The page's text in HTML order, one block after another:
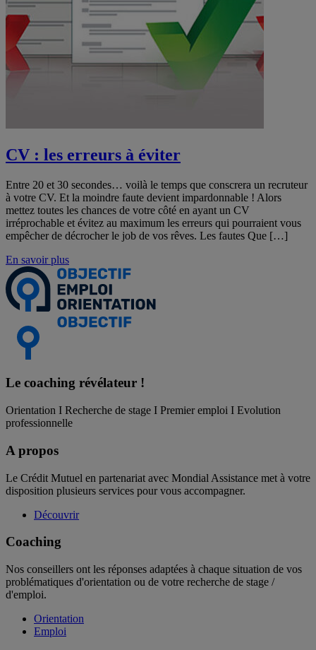
CV : les erreurs à éviter
Entre 20 et 30 secondes… voilà le temps que conscrera un recruteur
à votre CV. Et la moindre faute devient impardonnable ! Alors
mettez toutes les chances de votre côté en ayant un CV
irréprochable et évitez au maximum les erreurs qui pourraient vous
empêcher de décrocher le job de vos rêves. Les fautes Que […]
En savoir plus
Le coaching révélateur !
Orientation I Recherche de stage I Premier emploi I Evolution
professionnelle
A propos
Le Crédit Mutuel en partenariat avec Mondial Assistance met à votre
disposition plusieurs services pour vous accompagner.
Découvrir
Coaching
Nos conseillers ont les réponses adaptées à chaque situation de vos
problématiques d'orientation ou de votre recherche de stage /
d'emploi.
Orientation
Emploi